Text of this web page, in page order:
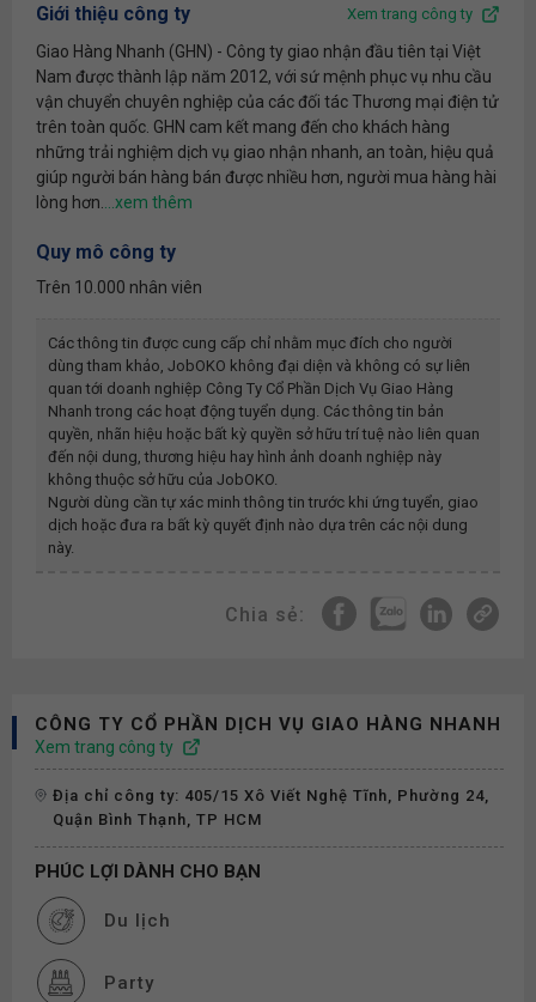
Giới thiệu công ty Xem trang công ty
Giao Hàng Nhanh (GHN) - Công ty giao nhận đầu tiên tại Việt
Nam được thành lập năm 2012, với sứ mệnh phục vụ nhu cầu
vận chuyển chuyên nghiệp của các đối tác Thương mại điện tử
trên toàn quốc. GHN cam kết mang đến cho khách hàng
những trải nghiệm dịch vụ giao nhận nhanh, an toàn, hiệu quả
giúp người bán hàng bán được nhiều hơn, người mua hàng hài
lòng hơn.
Quy mô công ty
Trên 10.000 nhân viên
Các thông tin được cung cấp chỉ nhằm mục đích cho người
dùng tham khảo, JobOKO không đại diện và không có sự liên
quan tới doanh nghiệp Công Ty Cổ Phần Dịch Vụ Giao Hàng
Nhanh trong các hoạt động tuyển dụng. Các thông tin bản
quyền, nhãn hiệu hoặc bất kỳ quyền sở hữu trí tuệ nào liên quan
đến nội dung, thương hiệu hay hình ảnh doanh nghiệp này
không thuộc sở hữu của JobOKO.
Người dùng cần tự xác minh thông tin trước khi ứng tuyển, giao
dịch hoặc đưa ra bất kỳ quyết định nào dựa trên các nội dung
này.
Chia sẻ:
CÔNG TY CỔ PHẦN DỊCH VỤ GIAO HÀNG NHANH
Xem trang công ty
Địa chỉ công ty: 405/15 Xô Viết Nghệ Tĩnh, Phường 24,
Quận Bình Thạnh, TP HCM
PHÚC LỢI DÀNH CHO BẠN
Du lịch
Party